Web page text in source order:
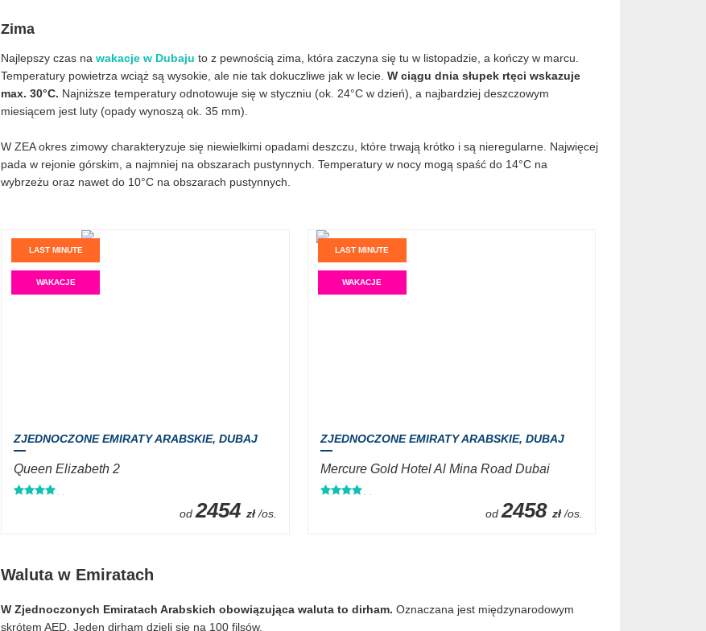
Zima
Najlepszy czas nawakacje w Dubaju to z pewnością zima, która zaczyna się tu w listopadzie, a kończy w marcu.
Temperatury powietrza wciąż są wysokie, ale nie tak dokuczliwe jak w lecie.W ciągu dnia słupek rtęci wskazuje
max. 30°C. Najniższe temperatury odnotowuje się w styczniu (ok. 24°C w dzień), a najbardziej deszczowym
miesiącem jest luty (opady wynoszą ok. 35 mm).
W ZEA okres zimowy charakteryzuje się niewielkimi opadami deszczu, które trwają krótko i są nieregularne. Najwięcej
pada w rejonie górskim, a najmniej na obszarach pustynnych. Temperatury w nocy mogą spaść do 14°C na
wybrzeżu oraz nawet do 10°C na obszarach pustynnych.
LAST MINUTE
WAKACJE
ZJEDNOCZONE EMIRATY ARABSKIE,DUBAJ
Queen Elizabeth 2
od 2454 zł /os.
LAST MINUTE
WAKACJE
ZJEDNOCZONE EMIRATY ARABSKIE, DUBAJ
Mercure Gold Hotel Al Mina Road Dubai
od 2458 zł /os.
Waluta w Emiratach
W Zjednoczonych Emiratach Arabskich obowiązująca waluta to dirham. Oznaczana jest międzynarodowym
skrótem AED. Jeden dirham dzieli się na 100 filsów.